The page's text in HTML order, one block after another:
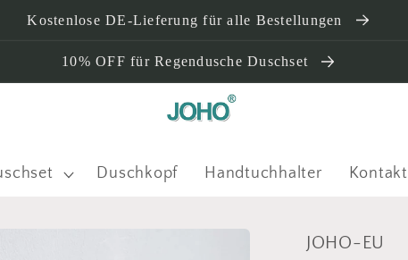
Kostenlose DE-Lieferung für alle Bestellungen
10% OFF für Regendusche Duschset
Duschkopf Handtuchhalter Kontakt
JOHO-EU